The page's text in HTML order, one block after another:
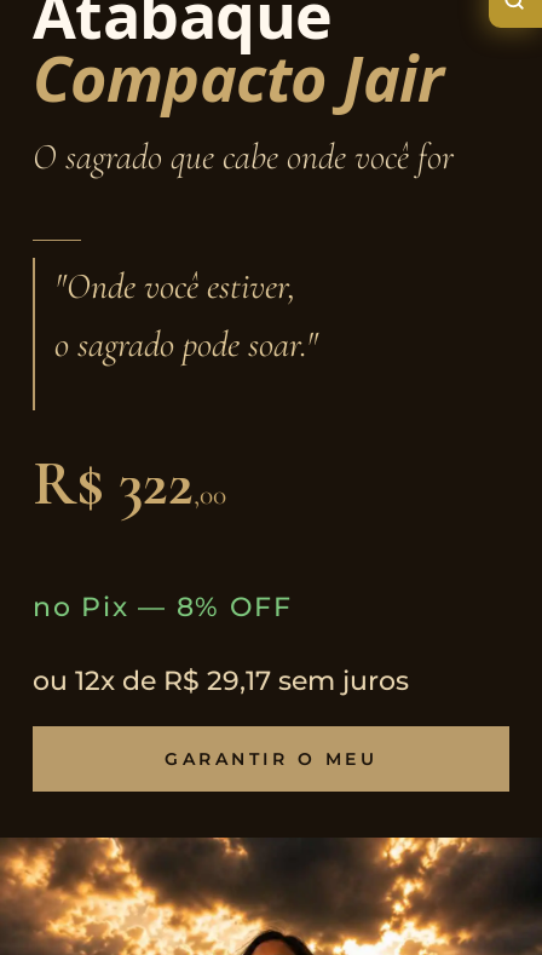
Compacto Jair
O sagrado que cabe onde você for
"Onde você estiver,
o sagrado pode soar."
R$ 322,00
no Pix — 8% OFF
ou 12x de R$ 29,17 sem juros
GARANTIR O MEU